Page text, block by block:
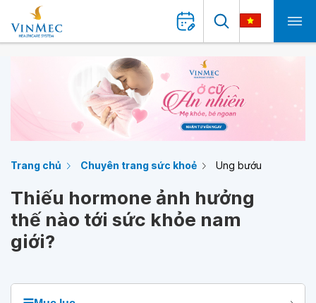
Trang chủ Chuyên trang sức khoẻ Ung bướu
Thiếu hormone ảnh hưởng
thế nào tới sức khỏe nam
giới?